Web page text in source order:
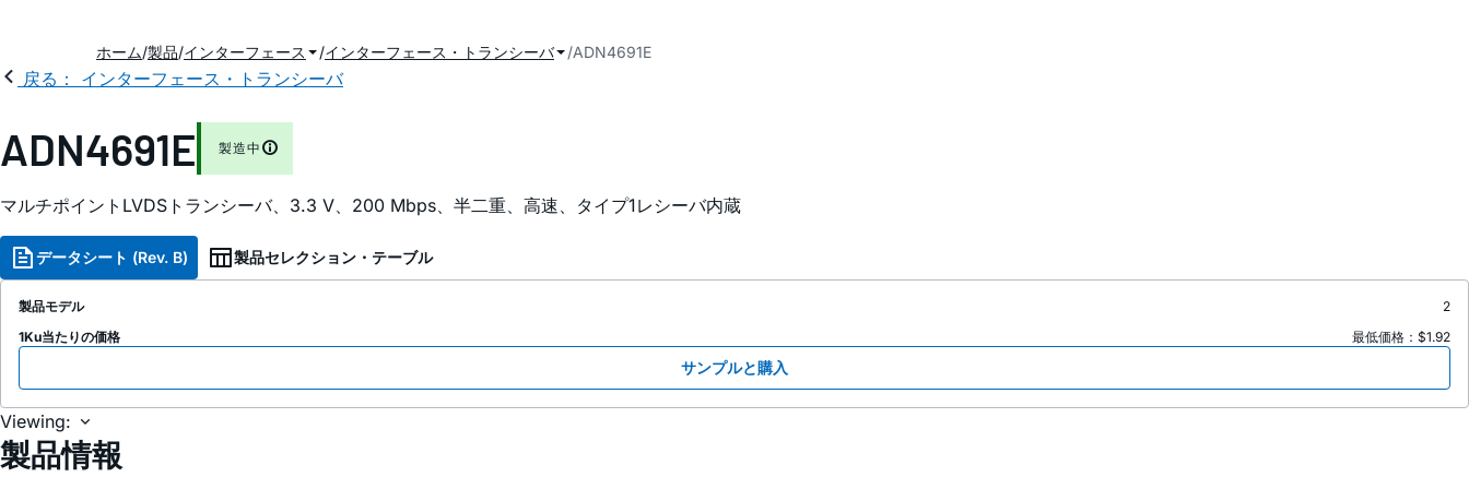
ホーム 製品 インターフェース インターフェース・トランシーバ ADN4691E
戻る： インターフェース・トランシーバ
ADN4691E 製造中
マルチポイントLVDSトランシーバ、3.3 V、200 Mbps、半二重、高速、タイプ1レシーバ内蔵
データシート (Rev. B) 製品セレクション・テーブル
製品モデル
2
1Ku当たりの価格
最低価格：$1.92
サンプルと購入
Viewing:
製品情報